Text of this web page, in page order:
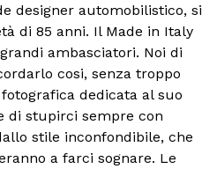
designer automobilistico, si
di 85 anni. Il Made in Italy
ambasciatori. Noi di
cosi, senza troppo
dedicata al suo
di stupirci sempre con
stile inconfondibile, che
a farci sognare. Le